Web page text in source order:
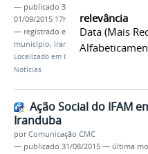
relevância
Data (mais
— publicado 31/08/2015
01/09/2015 17h38
— registrado em:
Ifam vai ao bairro,
município, Iranduba ,Ação social
Localizado em CAMPUS
Notícias
Ação Social do IFAM
Iranduba
porComunicação CMC
— publicado 31/08/2015 — última